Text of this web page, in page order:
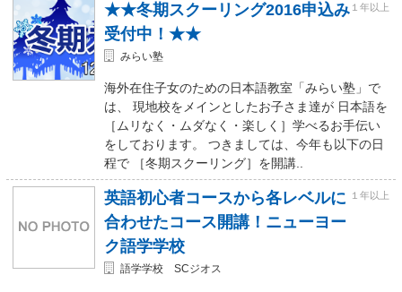
★★冬期スクーリング2016申込み
受付中！★★
１年以上
みらい塾
海外在住子女のための日本語教室「みらい塾」で
は、 現地校をメインとしたお子さま達が 日本語を
［ムリなく・ムダなく・楽しく］学べるお手伝い
をしております。 つきましては、今年も以下の日
程で ［冬期スクーリング］を開講..
英語初心者コースから各レベルに
合わせたコース開講！ニューヨー
ク語学学校
１年以上
語学学校 SCジオス